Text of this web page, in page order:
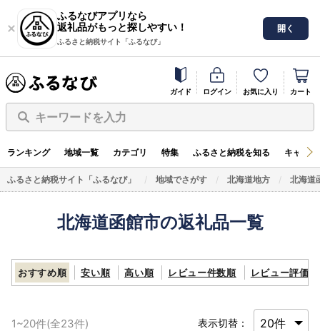
ふるなびアプリなら
返礼品がもっと探しやすい！
ふるさと納税サイト「ふるなび」
開く
ガイド ログイン お気に入り カート
キーワードを入力
ランキング 地域一覧 カテゴリ 特集 ふるさと納税を知る キャン
ふるさと納税サイト「ふるなび」 地域でさがす 北海道地方 北海道
北海道函館市の返礼品一覧
おすすめ順 安い順 高い順 レビュー件数順 レビュー評価順
1~20件(全23件) 表示切替：